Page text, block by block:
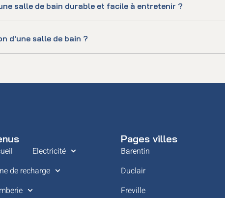
salle de bain durable et facile à entretenir ?
d'une salle de bain ?
Electricité
de recharge
Pages villes
Barentin
Duclair
Freville